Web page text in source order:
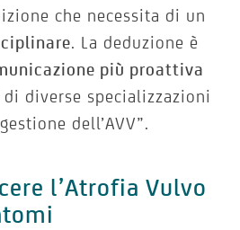
che necessita di un
. La deduzione è
più proattiva
di diverse specializzazioni
dell’AVV”.
l’Atrofia Vulvo